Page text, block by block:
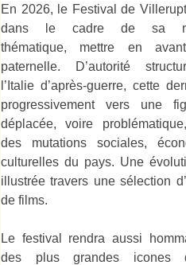
En 2026, le Festival de
dans le cadre de sa
thématique, mettre en
paternelle. D’autorité
l’Italie d’après-guerre, cette
progressivement vers une
déplacée, voire
des mutations sociales,
culturelles du pays. Une
illustrée travers une sélection
de films.
Le festival rendra aussi
des plus grandes icones